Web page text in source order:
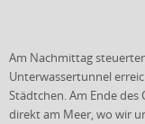
Am Nachmittag
Unterwassertunnel
Städtchen.Am Ende des
direkt am Meer, wo wir